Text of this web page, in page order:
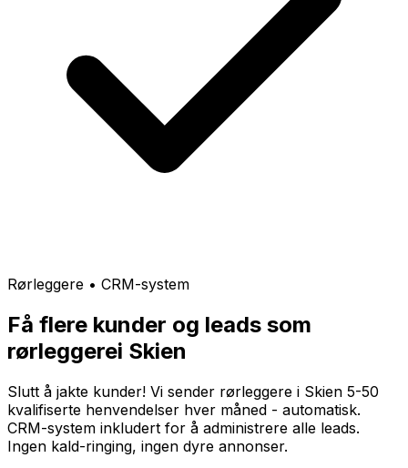
Rørleggere • CRM-system
Få flere kunder og leads som
rørleggerei Skien
Slutt å jakte kunder! Vi sender rørleggere i Skien 5-50
kvalifiserte henvendelser hver måned - automatisk.
CRM-system inkludert for å administrere alle leads.
Ingen kald-ringing, ingen dyre annonser.